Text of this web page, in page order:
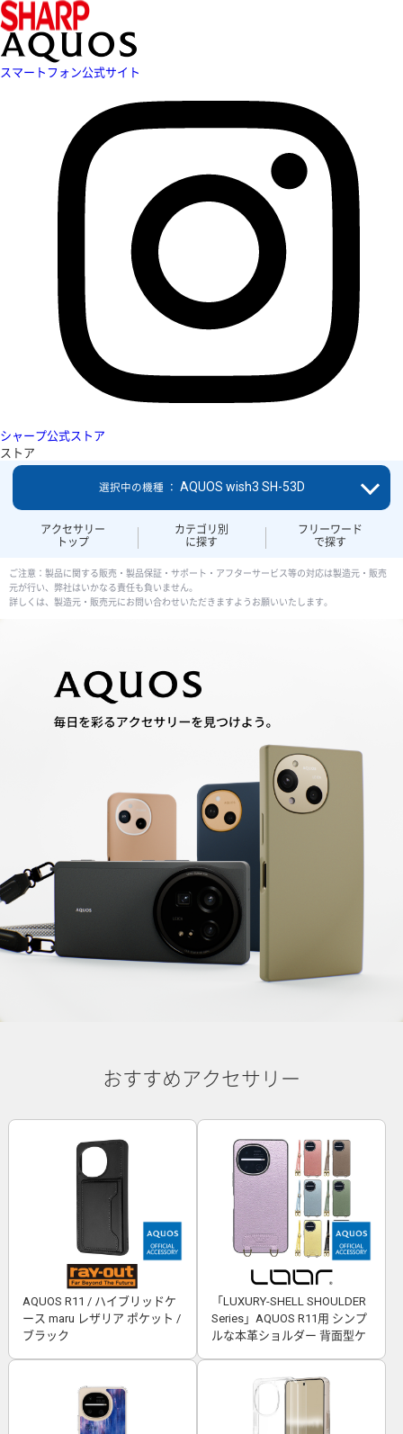
スマートフォン公式サイト
シャープ公式ストア
ストア
アクセサリー
トップ
カテゴリ別
に探す
フリーワード
で探す
選択中の機種 ： AQUOS wish3 SH-53D
ご注意：製品に関する販売・製品保証・サポート・アフターサービス等の対応は製造元・販売
元が行い、弊社はいかなる責任も負いません。
詳しくは、製造元・販売元にお問い合わせいただきますようお願いいたします。
おすすめアクセサリー
AQUOS R11 / ハイブリッドケ
ース maru レザリア ポケット /
ブラック
「LUXURY-SHELL SHOULDER
Series」AQUOS R11用 シンプ
ルな本革ショルダー 背面型ケ